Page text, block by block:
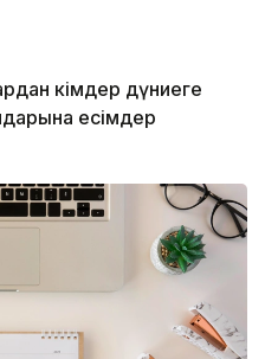
кімдер дүниеге
есімдер